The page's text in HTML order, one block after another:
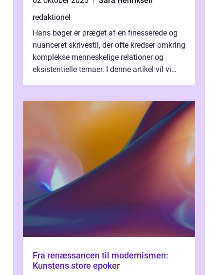
redaktionel
Hans bøger er præget af en finesserede og
nuanceret skrivestil, der ofte kredser omkring
komplekse menneskelige relationer og
eksistentielle temaer. I denne artikel vil vi
Fra renæssancen til modernismen:
Kunstens store epoker